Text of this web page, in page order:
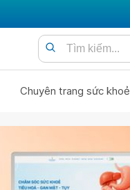
Chuyên trang sức khoẻ